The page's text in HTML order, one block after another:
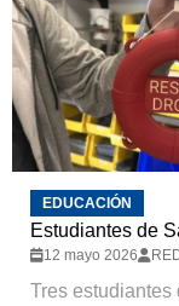
EDUCACIÓN
Estudiantes de
12 mayo 2026
Tres estudiantes